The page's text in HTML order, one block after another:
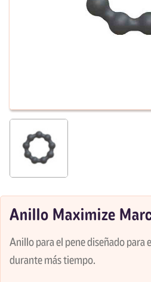
Anillo Maximize
Anillo para el pene diseñado para
durante más tiempo.